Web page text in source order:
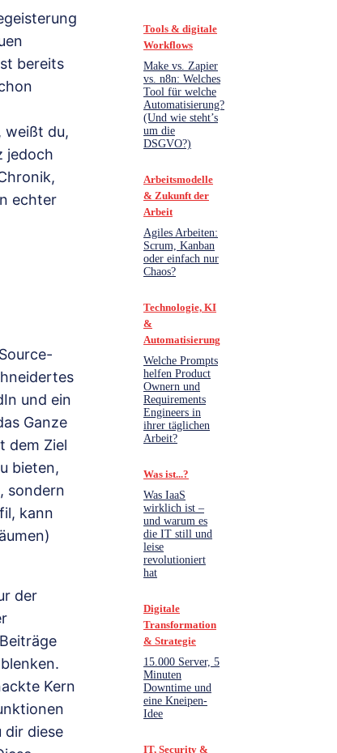
bereits
weißt du,
jedoch
echter
und ein
Ganze
dem Ziel
bieten,
sondern
kann
der
Kern
dir diese
Tools & digitale
Workflows
Make vs. Zapier
vs. n8n: Welches
Tool für welche
Automatisierung?
(Und wie steht’s
um die
DSGVO?)
Arbeitsmodelle
& Zukunft der
Arbeit
Agiles Arbeiten:
Scrum, Kanban
oder einfach nur
Chaos?
Technologie, KI
&
Automatisierung
Welche Prompts
helfen Product
Ownern und
Requirements
Engineers in
ihrer täglichen
Arbeit?
Was ist...?
Was IaaS
wirklich ist –
und warum es
die IT still und
leise
revolutioniert
hat
Digitale
Transformation
& Strategie
15.000 Server, 5
Minuten
Downtime und
eine Kneipen-
Idee
IT, Security &